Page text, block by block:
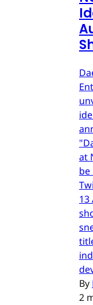
at
be
13
By
2